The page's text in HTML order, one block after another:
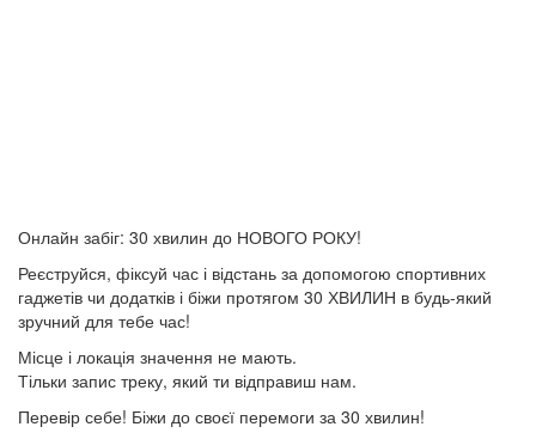
Онлайн забіг: 30 хвилин до НОВОГО РОКУ!
Реєструйся, фіксуй час і відстань за допомогою спортивних
гаджетів чи додатків і біжи протягом 30 ХВИЛИН в будь-який
зручний для тебе час!
Місце і локація значення не мають.
Тільки запис треку, який ти відправиш нам.
Перевір себе! Біжи до своєї перемоги за 30 хвилин!